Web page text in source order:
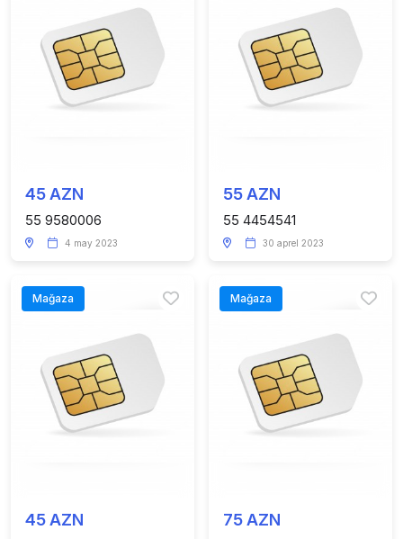
45 AZN
55 9580006
4 may 2023
55 AZN
55 4454541
30 aprel 2023
Mağaza
45 AZN
Mağaza
75 AZN